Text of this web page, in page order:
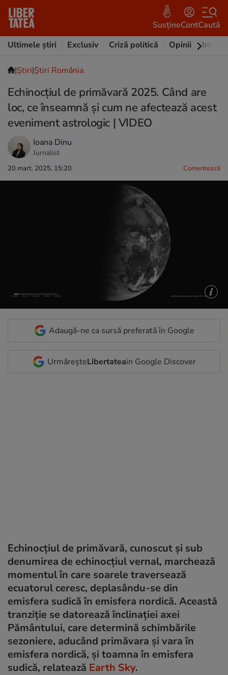
SusțineContCaută
Ultimele știri
Exclusiv Criză politică Opinii
|Ştiri|Știri România
Echinocțiul de primăvară 2025. Când are
loc, ce înseamnă și cum ne afectează acest
eveniment astrologic | VIDEO
Ioana Dinu
Jurnalist
20 mart. 2025, 15:20 Comentează
Adaugă-ne ca sursă preferată în Google
UrmăreșteLibertateain Google Discover
Echinocțiul de primăvară, cunoscut și sub
denumirea de echinocțiul vernal, marchează
momentul în care soarele traversează
ecuatorul ceresc, deplasându-se din
emisfera sudică în emisfera nordică. Această
tranziție se datorează înclinației axei
Pământului, care determină schimbările
sezoniere, aducând primăvara și vara în
emisfera nordică, și toamna în emisfera
sudică, relatează Earth Sky.